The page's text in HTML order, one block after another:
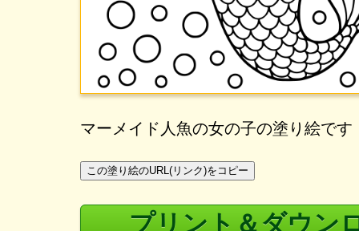
マーメイド人魚の女の子の塗り絵です
この塗り絵のURL(リンク)をコピー
プリント＆ダウン